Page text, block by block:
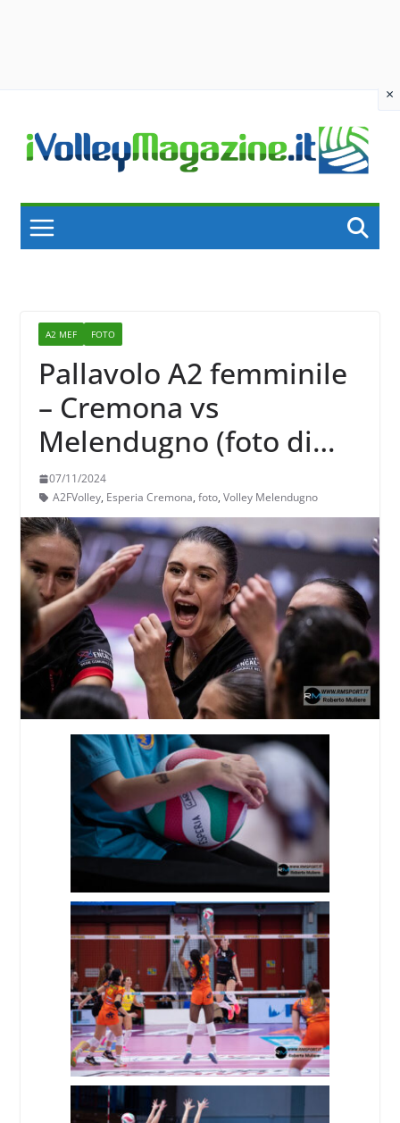
×
content
A2 MEF FOTO
Pallavolo A2 femminile
– Cremona vs
Melendugno (foto di
Roberto Muliere)
07/11/2024
A2FVolley, Esperia Cremona, foto, Volley Melendugno